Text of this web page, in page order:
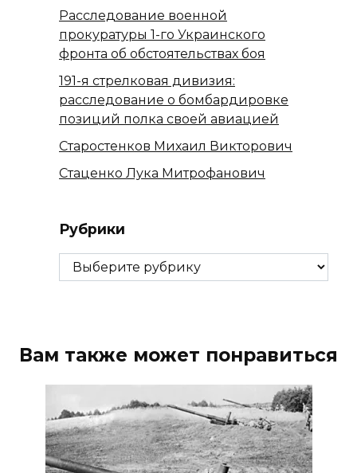
Расследование военной
прокуратуры 1-го Украинского
фронта об обстоятельствах боя
191-я стрелковая дивизия:
расследование о бомбардировке
позиций полка своей авиацией
Старостенков Михаил Викторович
Стаценко Лука Митрофанович
Рубрики
Рубрики
Вам также может понравиться